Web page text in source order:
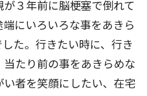
３年前に脳梗塞で倒れて
にいろいろな事をあきら
た。行きたい時に、行き
たり前の事をあきらめな
者を笑顔にしたい、在宅